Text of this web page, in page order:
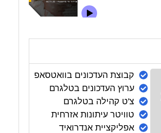
קבוצת העדכונים בוואטסאפ
ערוץ העדכונים בטלגרם
צ'ט קהילה בטלגרם
טוויטר עיתונות אזרחית
אפליקציית אנדרואיד